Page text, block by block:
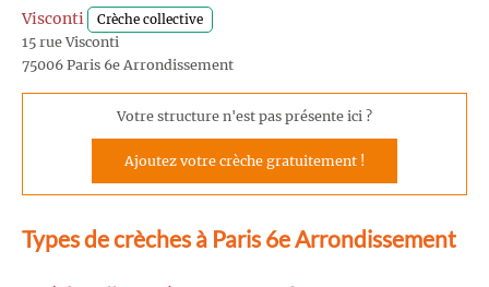
Visconti Crèche collective
15 rue Visconti
75006 Paris 6e Arrondissement
Votre structure n'est pas présente ici ?
Ajoutez votre crèche gratuitement !
Types de crèches à Paris 6e Arrondissement